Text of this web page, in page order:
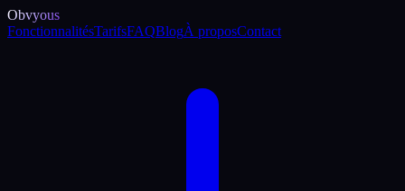
Obvyous
FonctionnalitésTarifsFAQBlogÀ proposContact